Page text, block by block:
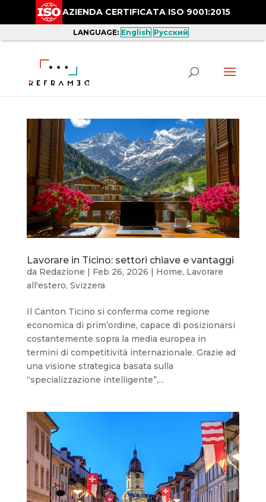
Lavorare in Ticino: settori chiave e vantaggi
da Redazione | Feb 26, 2026 | Home, Lavorare
all'estero, Svizzera
Il Canton Ticino si conferma come regione
economica di prim’ordine, capace di posizionarsi
costantemente sopra la media europea in
termini di competitività internazionale. Grazie ad
una visione strategica basata sulla
“specializzazione intelligente”,...
AZIENDA CERTIFICATA ISO 9001:2015
LANGUAGE: English Русский